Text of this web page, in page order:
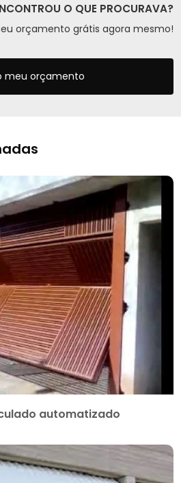
O QUE PROCURAVA?
orçamento grátis agora mesmo!
meu orçamento
automatizado